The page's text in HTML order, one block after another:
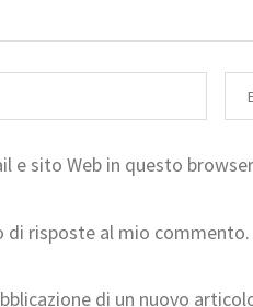
e sito Web in questo
di risposte al mio commento.
di un nuovo